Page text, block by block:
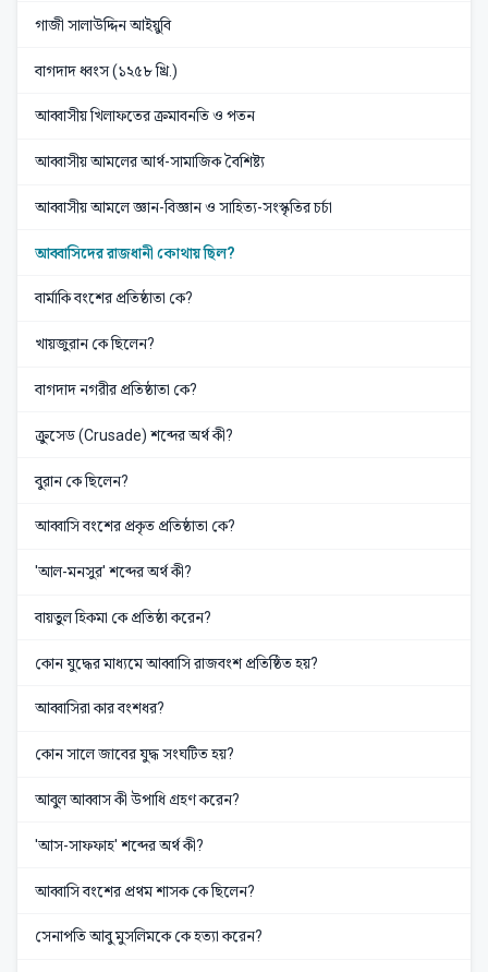
গাজী সালাউদ্দিন আইয়ুবি
বাগদাদ ধ্বংস (১২৫৮ খ্রি.)
আব্বাসীয় খিলাফতের ক্রমাবনতি ও পতন
আব্বাসীয় আমলের আর্থ-সামাজিক বৈশিষ্ট্য
আব্বাসীয় আমলে জ্ঞান-বিজ্ঞান ও সাহিত্য-সংস্কৃতির চর্চা
আব্বাসিদের রাজধানী কোথায় ছিল?
বার্মাকি বংশের প্রতিষ্ঠাতা কে?
খায়জুরান কে ছিলেন?
বাগদাদ নগরীর প্রতিষ্ঠাতা কে?
ক্রুসেড (Crusade) শব্দের অর্থ কী?
বুরান কে ছিলেন?
আব্বাসি বংশের প্রকৃত প্রতিষ্ঠাতা কে?
'আল-মনসুর' শব্দের অর্থ কী?
বায়তুল হিকমা কে প্রতিষ্ঠা করেন?
কোন যুদ্ধের মাধ্যমে আব্বাসি রাজবংশ প্রতিষ্ঠিত হয়?
আব্বাসিরা কার বংশধর?
কোন সালে জাবের যুদ্ধ সংঘটিত হয়?
আবুল আব্বাস কী উপাধি গ্রহণ করেন?
'আস-সাফফাহ' শব্দের অর্থ কী?
আব্বাসি বংশের প্রথম শাসক কে ছিলেন?
সেনাপতি আবু মুসলিমকে কে হত্যা করেন?